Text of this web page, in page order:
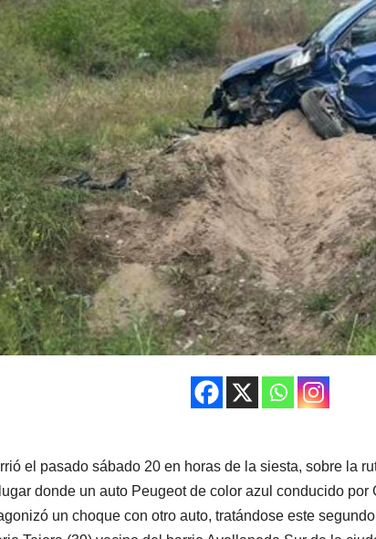
el pasado sábado 20 en horas de la siesta, sobre la
donde un auto Peugeot de color azul conducido
un choque con otro auto, tratándose este